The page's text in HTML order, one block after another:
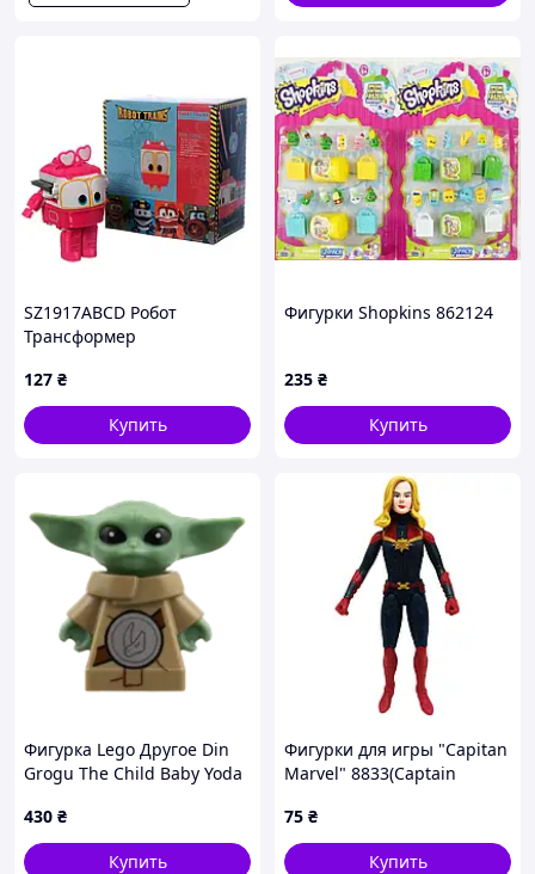
SZ1917ABCD Робот
Трансформер
127 ₴
Купить
Фигурки Shopkins 862124
235 ₴
Купить
Фигурка Lego Другое Din
Grogu The Child Baby Yoda
Star Wars sw1522 75447
430 ₴
Купить
Фигурки для игры "Capitan
Marvel" 8833(Captain
75 ₴
Купить